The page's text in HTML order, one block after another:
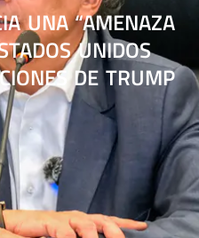
UNA “AMENAZA
UNIDOS
DE TRUMP